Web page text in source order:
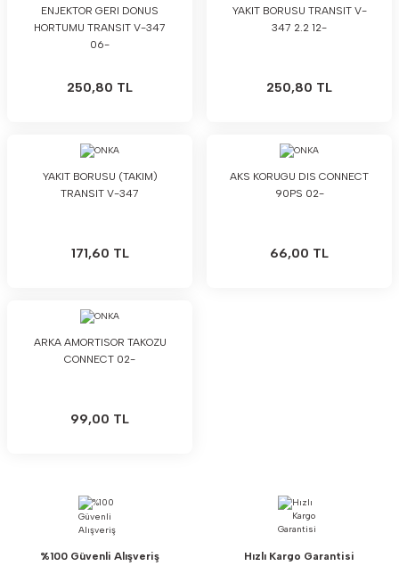
ENJEKTOR GERI DONUS
HORTUMU TRANSIT V-347
06-
250,80 TL
YAKIT BORUSU TRANSIT V-
347 2.2 12-
250,80 TL
YAKIT BORUSU (TAKIM)
TRANSIT V-347
171,60 TL
AKS KORUGU DIS CONNECT
90PS 02-
66,00 TL
ARKA AMORTISOR TAKOZU
CONNECT 02-
99,00 TL
%100 Güvenli Alışveriş Hızlı Kargo Garantisi